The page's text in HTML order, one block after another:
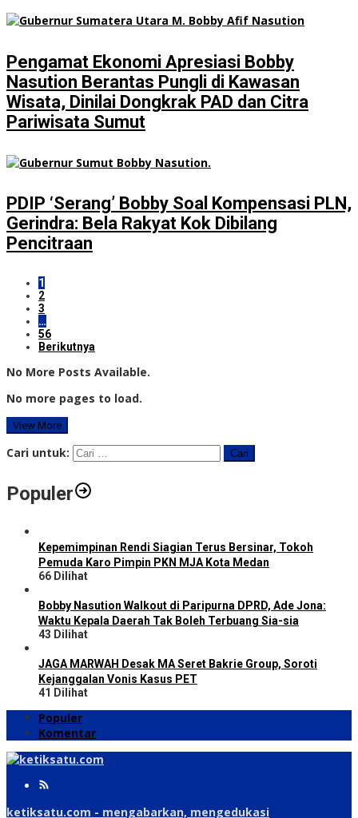
Pengamat Ekonomi Apresiasi Bobby
Nasution Berantas Pungli di Kawasan
Wisata, Dinilai Dongkrak PAD dan Citra
Pariwisata Sumut
PDIP ‘Serang’ Bobby Soal Kompensasi PLN,
Gerindra: Bela Rakyat Kok Dibilang
Pencitraan
1
2
3
…
56
Berikutnya
No More Posts Available.
No more pages to load.
View More
Cari untuk:
Populer
Kepemimpinan Rendi Siagian Terus Bersinar, Tokoh
Pemuda Karo Pimpin PKN MJA Kota Medan
66 Dilihat
Bobby Nasution Walkout di Paripurna DPRD, Ade Jona:
Waktu Kepala Daerah Tak Boleh Terbuang Sia-sia
43 Dilihat
JAGA MARWAH Desak MA Seret Bakrie Group, Soroti
Kejanggalan Vonis Kasus PET
41 Dilihat
Populer
Komentar
ketiksatu.com - mengabarkan, mengedukasi